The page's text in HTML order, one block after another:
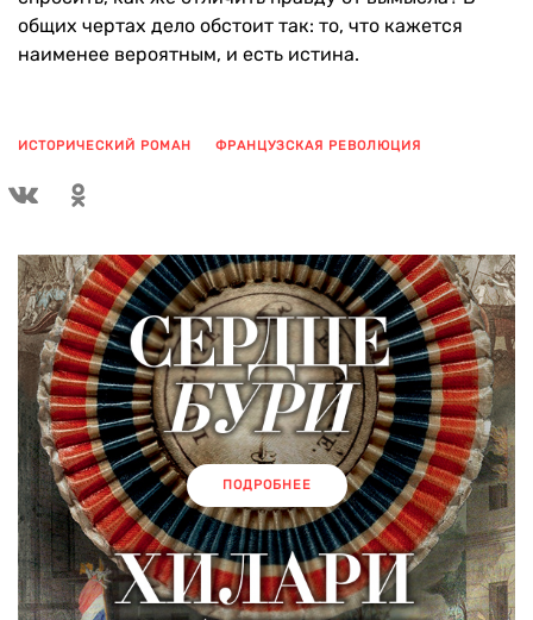
общих чертах дело обстоит так: то, что кажется
наименее вероятным, и есть истина.
ИСТОРИЧЕСКИЙ РОМАН ФРАНЦУЗСКАЯ РЕВОЛЮЦИЯ
ПОКАЗАТЬ ЕЩЕ
ПОДРОБНЕЕ